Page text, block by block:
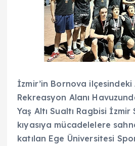
İzmir’in Bornova ilçesindeki
Rekreasyon Alanı
Yaş Altı Sualtı Ragbisi İzmir
kıyasıya mücadelelere
katılan Ege Üniversitesi